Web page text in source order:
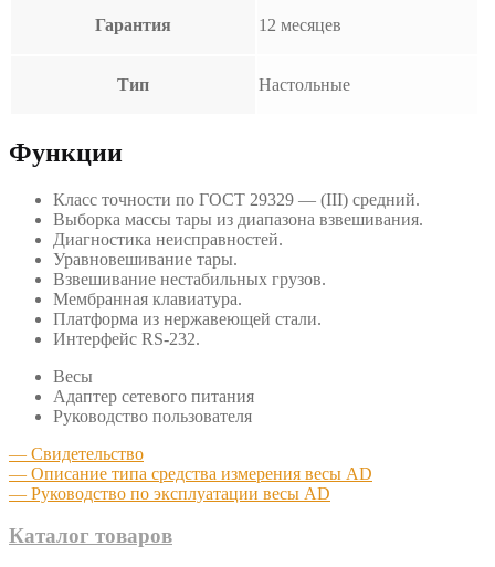
Гарантия 12 месяцев
Тип Настольные
Функции
Класс точности по ГОСТ 29329 — (III) средний.
Выборка массы тары из диапазона взвешивания.
Диагностика неисправностей.
Уравновешивание тары.
Взвешивание нестабильных грузов.
Мембранная клавиатура.
Платформа из нержавеющей стали.
Интерфейс RS-232.
Весы
Адаптер сетевого питания
Руководство пользователя
— Свидетельство
— Описание типа средства измерения весы AD
— Руководство по эксплуатации весы AD
Каталог товаров